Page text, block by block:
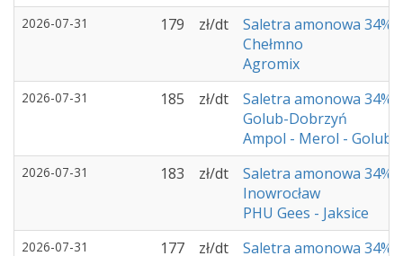
2026-07-31 179 zł/dt
Saletra amonowa 34%
Chełmno
Agromix
2026-07-31 185 zł/dt
Saletra amonowa 34%
Golub-Dobrzyń
Ampol - Merol -
2026-07-31 183 zł/dt
Saletra amonowa 34%
Inowrocław
PHU Gees - Jaksice
2026-07-31 177 zł/dt Saletra amonowa 34%